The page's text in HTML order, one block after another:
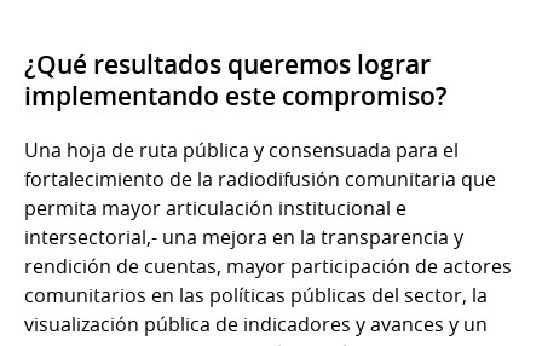
¿Qué resultados queremos lograr
implementando este compromiso?
Una hoja de ruta pública y consensuada para el
fortalecimiento de la radiodifusión comunitaria que
permita mayor articulación institucional e
intersectorial,- una mejora en la transparencia y
rendición de cuentas, mayor participación de actores
comunitarios en las políticas públicas del sector, la
visualización pública de indicadores y avances y un